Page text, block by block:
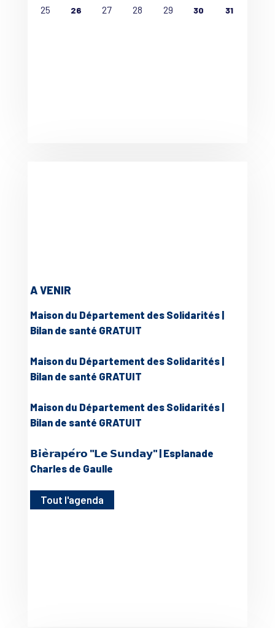
25 26 27 28 29 30 31
A VENIR
Maison du Département des Solidarités |
Bilan de santé GRATUIT
Maison du Département des Solidarités |
Bilan de santé GRATUIT
Maison du Département des Solidarités |
Bilan de santé GRATUIT
𝗕𝗶𝗲̀𝗿𝗮𝗽𝗲́𝗿𝗼 "𝗟𝗲 𝗦𝘂𝗻𝗱𝗮𝘆" | Esplanade
Charles de Gaulle
Tout l'agenda